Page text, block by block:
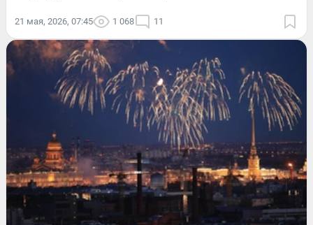
21 мая, 2026, 07:45 1 068 11